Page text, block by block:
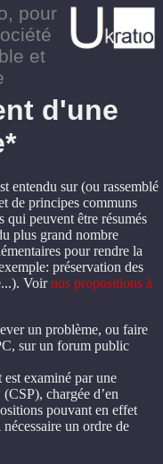
, pour
et
d'une
entendu sur (ou rassemblé
de principes communs
peuvent être résumés
plus grand nombre
pour rendre la
préservation des
Voirnos propositions à
un problème, ou faire
sur un forum public
est examiné par une
chargée d’en
pouvant en effet
un ordre de